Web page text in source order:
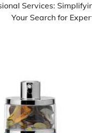
Services:
Your Search for